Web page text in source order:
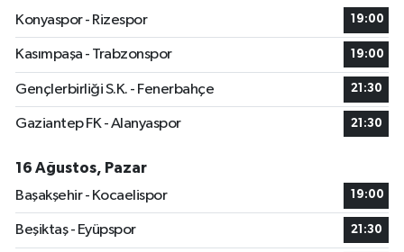
Konyaspor - Rizespor 19:00
Kasımpaşa - Trabzonspor 19:00
Gençlerbirliği S.K. - Fenerbahçe 21:30
Gaziantep FK - Alanyaspor 21:30
16 Ağustos, Pazar
Başakşehir - Kocaelispor
19:00
Beşiktaş - Eyüpspor 21:30